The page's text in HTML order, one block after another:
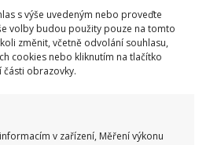
s výše uvedeným nebo proveďte
volby budou použity pouze na tomto
změnit, včetně odvolání souhlasu,
cookies nebo kliknutím na tlačítko
části obrazovky.
v zařízení, Měření výkonu
a vnitřní atrium